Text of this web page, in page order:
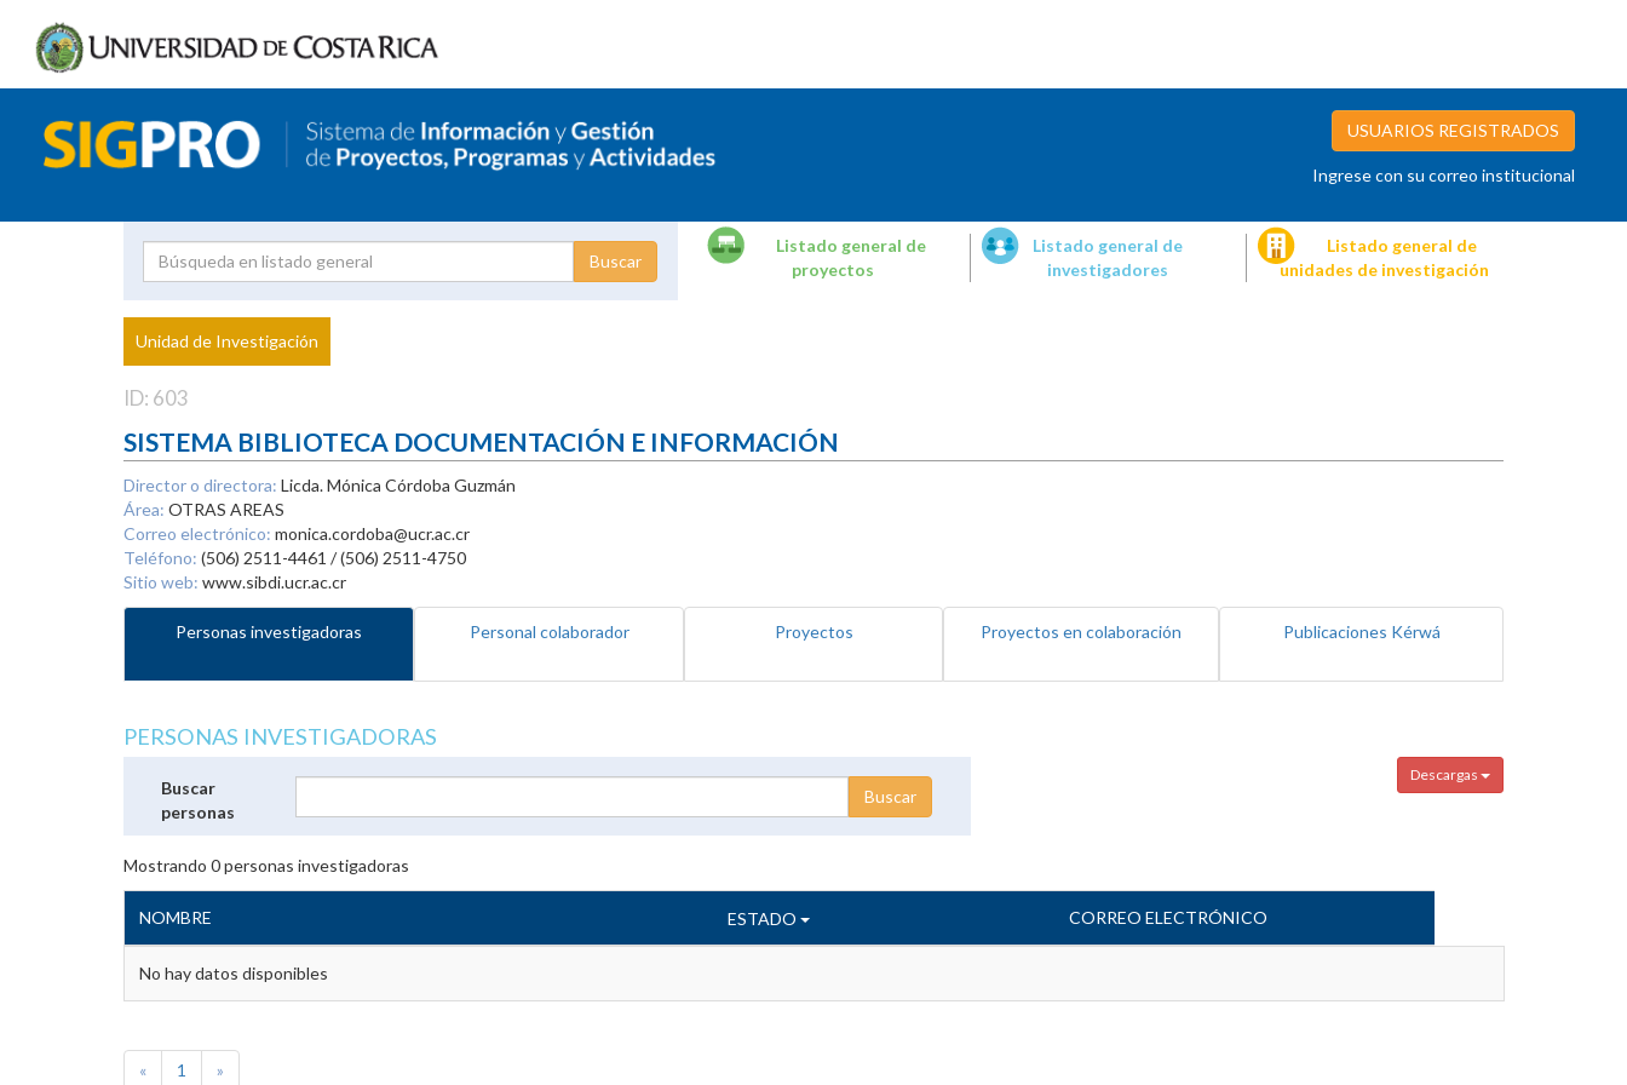
USUARIOS REGISTRADOS
Ingrese con su correo institucional
Proyecto
Investigador
Listado general de
proyectos
Listado general de
investigadores
Listado general de
unidades de investigación
Unidad de Investigación
ID: 603
SISTEMA BIBLIOTECA DOCUMENTACIÓN E INFORMACIÓN
Director o directora: Licda. Mónica Córdoba Guzmán
Área: OTRAS AREAS
Correo electrónico: monica.cordoba@ucr.ac.cr
Teléfono: (506) 2511-4461 / (506) 2511-4750
Sitio web: www.sibdi.ucr.ac.cr
Personas investigadoras Personal colaborador Proyectos Proyectos en colaboración Publicaciones Kérwá
PERSONAS INVESTIGADORAS
Descargas
Buscar
personas
Mostrando 0personas investigadoras
NOMBRE ESTADO CORREO ELECTRÓNICO
No hay datos disponibles
« 1 »